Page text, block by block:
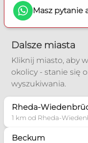
Poradnia
Zakres
Poradnia dla
Poradnia
+49 23129389
Poradnia
Masz pytanie
Dalsze miasta
Kliknij miasto, aby
okolicy - stanie się
wyszukiwania.
Rheda-
1 km od Rheda-
Beckum